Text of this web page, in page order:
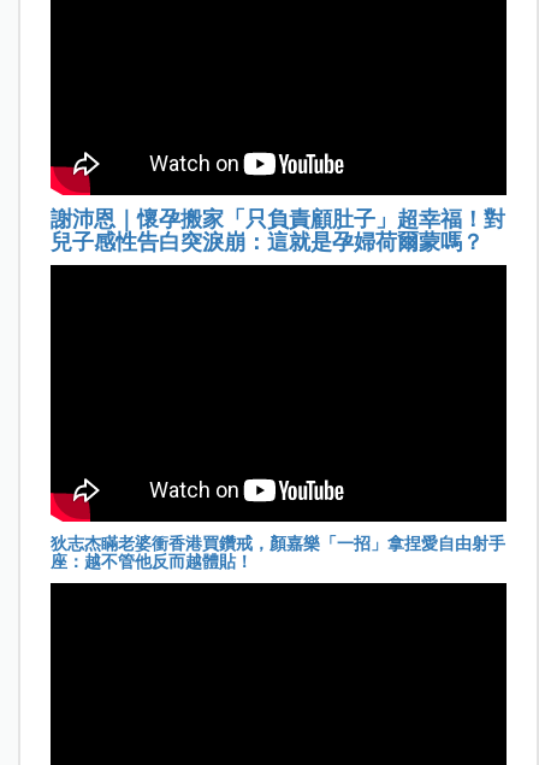
謝沛恩｜懷孕搬家「只負責顧肚子」超幸福！對
兒子感性告白突淚崩：這就是孕婦荷爾蒙嗎？
狄志杰瞞老婆衝香港買鑽戒，顏嘉樂「一招」拿捏愛自由射手
座：越不管他反而越體貼！